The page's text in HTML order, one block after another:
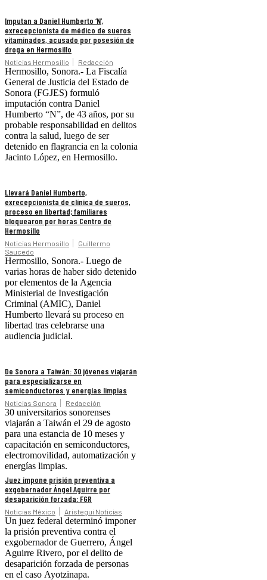
Imputan a Daniel Humberto ‘N’,
exrecepcionista de médico de sueros
vitaminados, acusado por posesión de
droga en Hermosillo
Noticias Hermosillo Redacción
Hermosillo, Sonora.- La Fiscalía
General de Justicia del Estado de
Sonora (FGJES) formuló
imputación contra Daniel
Humberto “N”, de 43 años, por su
probable responsabilidad en delitos
contra la salud, luego de ser
detenido en flagrancia en la colonia
Jacinto López, en Hermosillo.
Llevará Daniel Humberto,
exrecepcionista de clínica de sueros,
proceso en libertad; familiares
bloquearon por horas Centro de
Hermosillo
Noticias Hermosillo
Guillermo
Saucedo
Hermosillo, Sonora.- Luego de
varias horas de haber sido detenido
por elementos de la Agencia
Ministerial de Investigación
Criminal (AMIC), Daniel
Humberto llevará su proceso en
libertad tras celebrarse una
audiencia judicial.
De Sonora a Taiwán: 30 jóvenes viajarán
para especializarse en
semiconductores y energías limpias
Noticias Sonora Redacción
30 universitarios sonorenses
viajarán a Taiwán el 29 de agosto
para una estancia de 10 meses y
capacitación en semiconductores,
electromovilidad, automatización y
energías limpias.
Juez impone prisión preventiva a
exgobernador Ángel Aguirre por
desaparición forzada: FGR
Noticias México Aristegui Noticias
Un juez federal determinó imponer
la prisión preventiva contra el
exgobernador de Guerrero, Ángel
Aguirre Rivero, por el delito de
desaparición forzada de personas
en el caso Ayotzinapa.